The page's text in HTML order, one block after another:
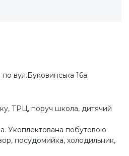
вул.Буковинська 16а.
ТРЦ, поруч школа, дитячий
Укоплектована побутовою
посудомийка, холодильник,